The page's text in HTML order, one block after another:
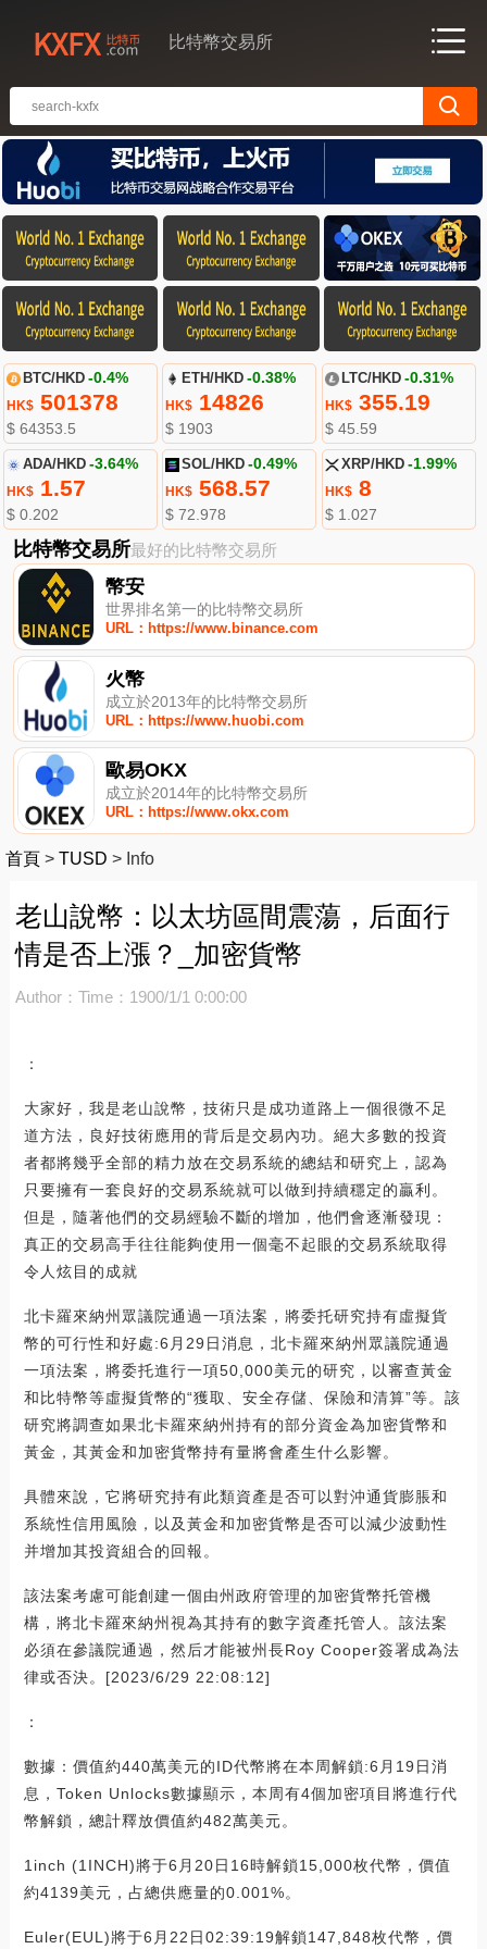
比特幣交易所
BTC/HKD -0.4%
HK$501378
$ 64353.5
ETH/HKD -0.38%
HK$ 14826
$ 1903
LTC/HKD -0.31%
HK$355.19
$ 45.59
ADA/HKD -3.64%
HK$1.57
$ 0.202
SOL/HKD -0.49%
HK$ 568.57
$ 72.978
XRP/HKD -1.99%
HK$8
$ 1.027
比特幣交易所最好的比特幣交易所
幣安
世界排名第一的比特幣交易所
URL：https://www.binance.com
火幣
成立於2013年的比特幣交易所
URL：https://www.huobi.com
歐易OKX
成立於2014年的比特幣交易所
URL：https://www.okx.com
首頁 > TUSD > Info
老山說幣：以太坊區間震蕩，后面行
情是否上漲？_加密貨幣
Author： Time：1900/1/1 0:00:00
：
大家好，我是老山說幣，技術只是成功道路上一個很微不足
道方法，良好技術應用的背后是交易內功。絕大多數的投資
者都將幾乎全部的精力放在交易系統的總結和研究上，認為
只要擁有一套良好的交易系統就可以做到持續穩定的贏利。
但是，隨著他們的交易經驗不斷的增加，他們會逐漸發現：
真正的交易高手往往能夠使用一個毫不起眼的交易系統取得
令人炫目的成就
北卡羅來納州眾議院通過一項法案，將委托研究持有虛擬貨
幣的可行性和好處:6月29日消息，北卡羅來納州眾議院通過
一項法案，將委托進行一項50,000美元的研究，以審查黃金
和比特幣等虛擬貨幣的“獲取、安全存儲、保險和清算”等。該
研究將調查如果北卡羅來納州持有的部分資金為加密貨幣和
黃金，其黃金和加密貨幣持有量將會產生什么影響。
具體來說，它將研究持有此類資產是否可以對沖通貨膨脹和
系統性信用風險，以及黃金和加密貨幣是否可以減少波動性
并增加其投資組合的回報。
該法案考慮可能創建一個由州政府管理的加密貨幣托管機
構，將北卡羅來納州視為其持有的數字資產托管人。該法案
必須在參議院通過，然后才能被州長Roy Cooper簽署成為法
律或否決。[2023/6/29 22:08:12]
：
數據：價值約440萬美元的ID代幣將在本周解鎖:6月19日消
息，Token Unlocks數據顯示，本周有4個加密項目將進行代
幣解鎖，總計釋放價值約482萬美元。
1inch (1INCH)將于6月20日16時解鎖15,000枚代幣，價值
約4139美元，占總供應量的0.001%。
Euler(EUL)將于6月22日02:39:19解鎖147,848枚代幣，價